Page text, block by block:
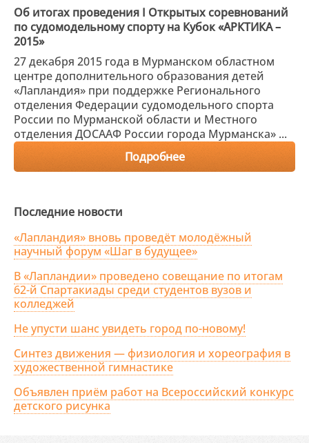
Об итогах проведения I Открытых соревнований
по судомодельному спорту на Кубок «АРКТИКА –
2015»
27 декабря 2015 года в Мурманском областном
центре дополнительного образования детей
«Лапландия» при поддержке Регионального
отделения Федерации судомодельного спорта
России по Мурманской области и Местного
отделения ДОСААФ России города Мурманска» ...
Подробнее
Последние новости
«Лапландия» вновь проведёт молодёжный
научный форум «Шаг в будущее»
В «Лапландии» проведено совещание по итогам
62-й Спартакиады среди студентов вузов и
колледжей
Не упусти шанс увидеть город по-новому!
Синтез движения — физиология и хореография в
художественной гимнастике
Объявлен приём работ на Всероссийский конкурс
детского рисунка